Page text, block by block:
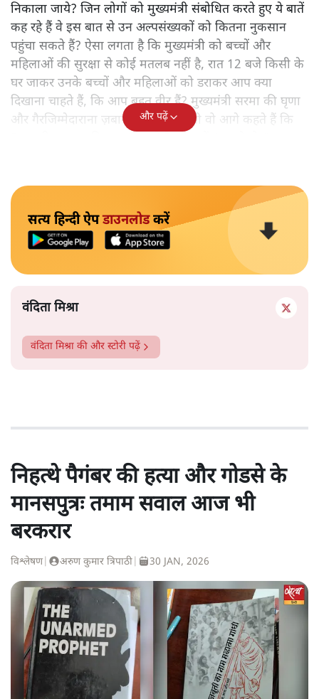
निकाला जाये? जिन लोगों को मुख्यमंत्री संबोधित करते हुए ये बातें
कह रहे हैं वे इस बात से उन अल्पसंख्यकों को कितना नुकसान
पहुंचा सकते हैं? ऐसा लगता है कि मुख्यमंत्री को बच्चों और
महिलाओं की सुरक्षा से कोई मतलब नहीं है, रात 12 बजे किसी के
घर जाकर उनके बच्चों और महिलाओं को डराकर आप क्या
दिखाना चाहते हैं, कि आप बहुत वीर हैं? मुख्यमंत्री सरमा की घृणा
और गैरजिम्मेदाराना ज़बान यहीं नहीं रुकती वो आगे कहते हैं कि
और पढ़ें
सत्य हिन्दी ऐपडाउनलोडकरें
वंदिता मिश्रा
वंदिता मिश्रा की और स्टोरी पढ़ें
निहत्थे पैगंबर की हत्या और गोडसे के
मानसपुत्रः तमाम सवाल आज भी
बरकरार
विश्लेषण| अरुण कुमार त्रिपाठी 30 JAN, 2026